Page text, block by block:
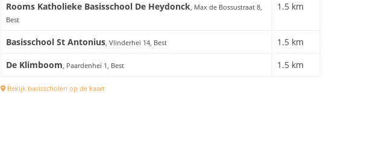
Rooms Katholieke Basisschool De Heydonck, Max de Bossustraat 8,
Best
1.5 km
Basisschool St Antonius, Vlinderhei 14, Best
1.5 km
De Klimboom, Paardenhei 1, Best 1.5 km
Bekijk basisscholen op de kaart